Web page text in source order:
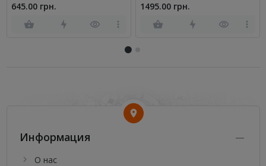
645.00 грн.
1495.00 грн.
Информация
О нас